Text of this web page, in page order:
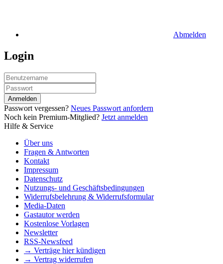
Abmelden
Login
Anmelden
Passwort vergessen? Neues Passwort anfordern
Noch kein Premium-Mitglied? Jetzt anmelden
Hilfe & Service
Über uns
Fragen & Antworten
Kontakt
Impressum
Datenschutz
Nutzungs- und Geschäftsbedingungen
Widerrufsbelehrung & Widerrufsformular
Media-Daten
Gastautor werden
Kostenlose Vorlagen
Newsletter
RSS-Newsfeed
→ Verträge hier kündigen
→ Vertrag widerrufen